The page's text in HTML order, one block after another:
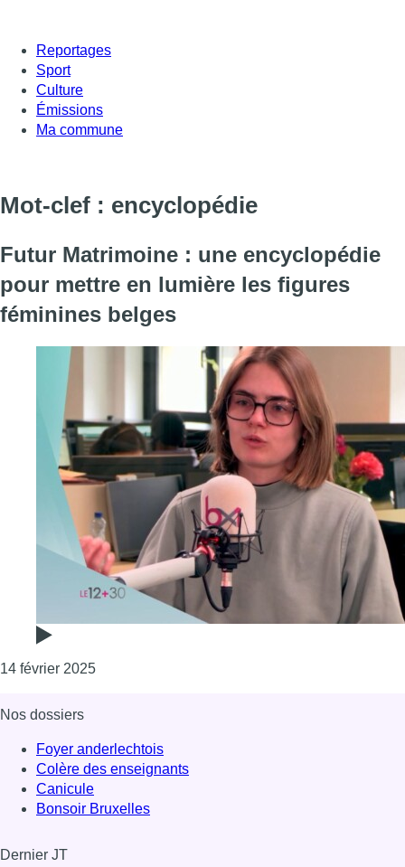
Reportages
Sport
Culture
Émissions
Ma commune
Mot-clef : encyclopédie
Futur Matrimoine : une encyclopédie
pour mettre en lumière les figures
féminines belges
14 février 2025Consulter l'article "Futur Matrimoine : une
Nos dossiers
Foyer anderlechtois
Colère des enseignants
Canicule
Bonsoir Bruxelles
Dernier JT